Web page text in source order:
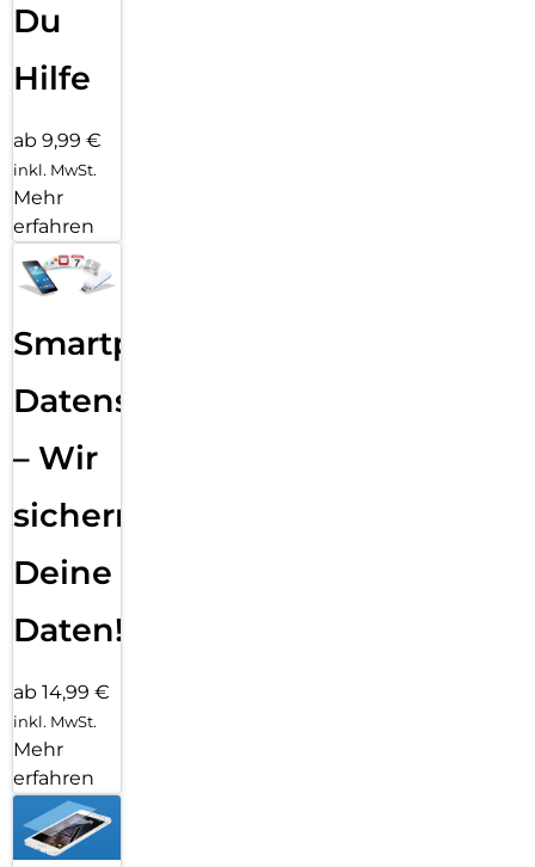
Du
Hilfe
ab 9,99 €
inkl. MwSt.
Mehr
erfahren
Smartphone
Datensicherung
– Wir
sichern
Deine
Daten!
ab 14,99 €
inkl. MwSt.
Mehr
erfahren